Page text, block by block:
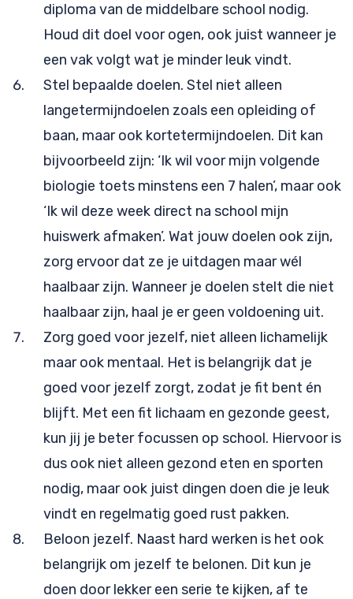
diploma van de middelbare school nodig.
Houd dit doel voor ogen, ook juist wanneer je
een vak volgt wat je minder leuk vindt.
Stel bepaalde doelen. Stel niet alleen
langetermijndoelen zoals een opleiding of
baan, maar ook kortetermijndoelen. Dit kan
bijvoorbeeld zijn: ‘Ik wil voor mijn volgende
biologie toets minstens een 7 halen’, maar ook
‘Ik wil deze week direct na school mijn
huiswerk afmaken’. Wat jouw doelen ook zijn,
zorg ervoor dat ze je uitdagen maar wél
haalbaar zijn. Wanneer je doelen stelt die niet
haalbaar zijn, haal je er geen voldoening uit.
Zorg goed voor jezelf, niet alleen lichamelijk
maar ook mentaal. Het is belangrijk dat je
goed voor jezelf zorgt, zodat je fit bent én
blijft. Met een fit lichaam en gezonde geest,
kun jij je beter focussen op school. Hiervoor is
dus ook niet alleen gezond eten en sporten
nodig, maar ook juist dingen doen die je leuk
vindt en regelmatig goed rust pakken.
Beloon jezelf. Naast hard werken is het ook
belangrijk om jezelf te belonen. Dit kun je
doen door lekker een serie te kijken, af te